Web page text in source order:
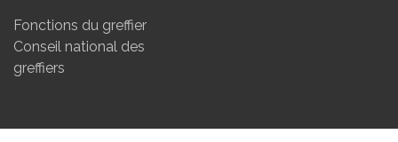
Fonctions du greffier
Conseil national des
greffiers